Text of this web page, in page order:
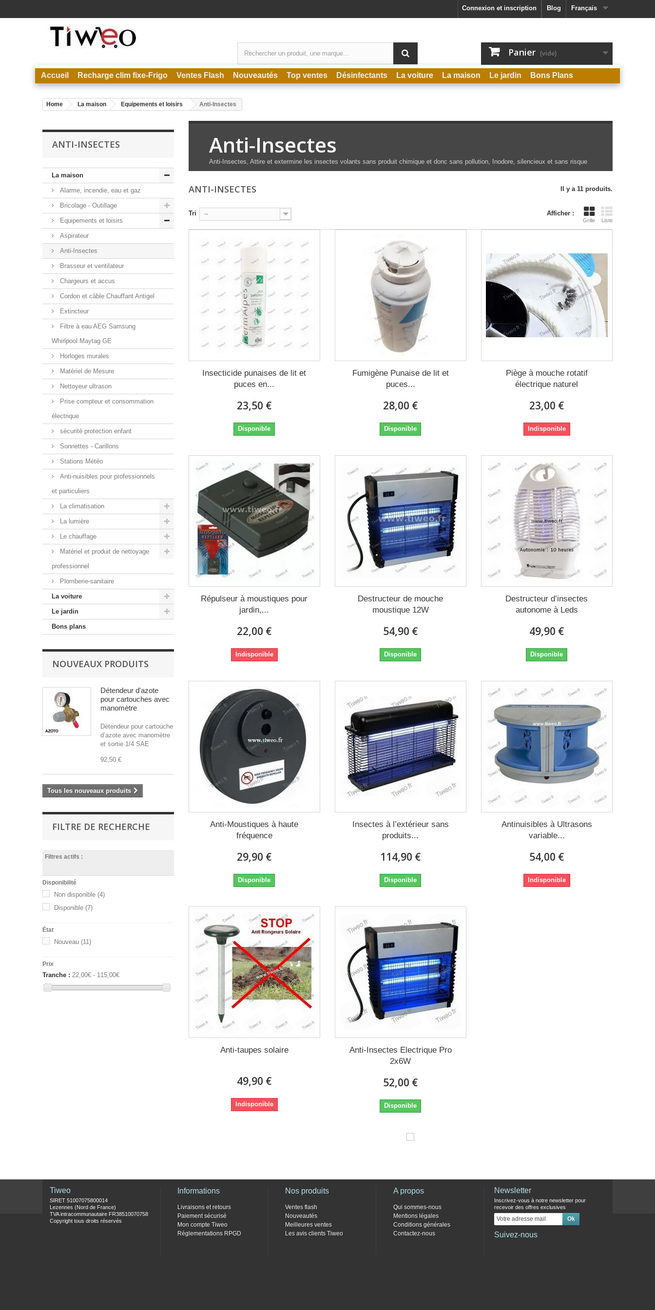
Français
Blog
Connexion et inscription
Panier (vide)
Accueil Recharge clim fixe-Frigo Ventes Flash Nouveautés Top ventes Désinfectants La voiture La maison Le jardin Bons Plans
Home La maison Equipements et loisirs Anti-Insectes
ANTI-INSECTES
La maison
Alarme, incendie, eau et gaz
Bricolage - Outillage
Equipements et loisirs
Aspirateur
Anti-Insectes
Brasseur et ventilateur
Chargeurs et accus
Cordon et câble Chauffant Antigel
Extincteur
Filtre à eau AEG Samsung
Whirlpool Maytag GE
Horloges murales
Matériel de Mesure
Nettoyeur ultrason
Prise compteur et consommation
électrique
sécurité protection enfant
Sonnettes - Carillons
Stations Météo
Anti-nuisibles pour professionnels
et particuliers
La climatisation
La lumière
Le chauffage
Matériel et produit de nettoyage
professionnel
Plomberie-sanitaire
La voiture
Le jardin
Bons plans
NOUVEAUX PRODUITS
Détendeur d'azote
pour cartouches avec
manomètre
Détendeur pour cartouche
d’azote avec manomètre
et sortie 1/4 SAE
92,50 €
Tous les nouveaux produits
FILTRE DE RECHERCHE
Filtres actifs :
Disponibilité
Non disponible (4)
Disponible (7)
État
Nouveau (11)
Prix
Tranche : 22,00€ - 115,00€
Anti-Insectes
Anti-Insectes, Attire et extermine les insectes volants sans produit chimique et donc sans pollution, Inodore, silencieux et sans risque
ANTI-INSECTES Il y a 11 produits.
Afficher :
Grille Liste
Tri --
Insecticide punaises de lit et
puces en...
23,50 €
Disponible
Fumigène Punaise de lit et
puces...
28,00 €
Disponible
Piège à mouche rotatif
électrique naturel
23,00 €
Indisponible
Répulseur à moustiques pour
jardin,...
22,00 €
Indisponible
Destructeur de mouche
moustique 12W
54,90 €
Disponible
Destructeur d’insectes
autonome à Leds
49,90 €
Disponible
Anti-Moustiques à haute
fréquence
29,90 €
Disponible
Insectes à l’extérieur sans
produits...
114,90 €
Disponible
Antinuisibles à Ultrasons
variable...
54,00 €
Indisponible
Anti-taupes solaire
49,90 €
Indisponible
Anti-Insectes Electrique Pro
2x6W
52,00 €
Disponible
Tiweo
SIRET 51007075800014
Lezennes (Nord de France)
TVA intracommunautaire FR38510070758
Copyright tous droits réservés
Informations
Livraisons et retours
Paiement sécurisé
Mon compte Tiweo
Réglementations RPGD
Nos produits
Ventes flash
Nouveautés
Meilleures ventes
Les avis clients Tiweo
A propos
Qui sommes-nous
Mentions légales
Conditions générales
Contactez-nous
Newsletter
Inscrivez-vous à notre newsletter pour
recevoir des offres exclusives
Suivez-nous